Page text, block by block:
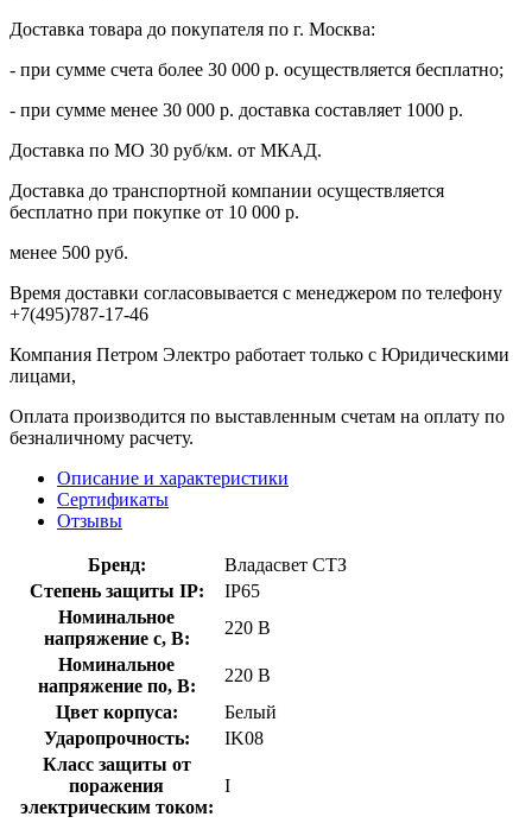
Доставка товара до покупателя по г. Москва:
- при сумме счета более 30 000 р. осуществляется бесплатно;
- при сумме менее 30 000 р. доставка составляет 1000 р.
Доставка по МО 30 руб/км. от МКАД.
Доставка до транспортной компании осуществляется
бесплатно при покупке от 10 000 р.
менее 500 руб.
Время доставки согласовывается с менеджером по телефону
+7(495)787-17-46
Компания Петром Электро работает только с Юридическими
лицами,
Оплата производится по выставленным счетам на оплату по
безналичному расчету.
Описание и характеристики
Сертификаты
Отзывы
Бренд:
Владасвет СТЗ
Степень защиты IP:
IP65
Номинальное
напряжение с, В:
220 В
Номинальное
напряжение по, В:
220 В
Цвет корпуса:
Белый
Ударопрочность:
IK08
Класс защиты от
поражения
электрическим током:
I